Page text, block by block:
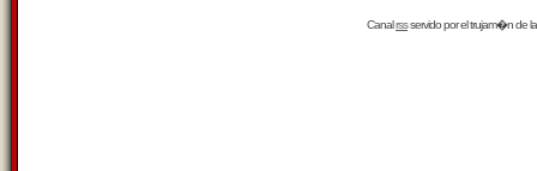
Canalrssservido por eltrujam�nde